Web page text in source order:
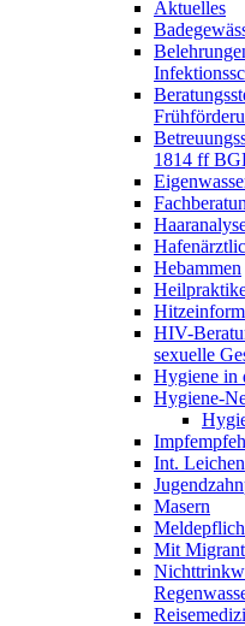
Aktuelles
1814 ff
Hebammen
HIV-
sexuelle
Hygiene in
Hygiene-
Int.
Masern
Mit